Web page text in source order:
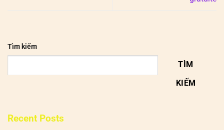
Tìm kiếm
TÌM
KIẾM
Recent Posts